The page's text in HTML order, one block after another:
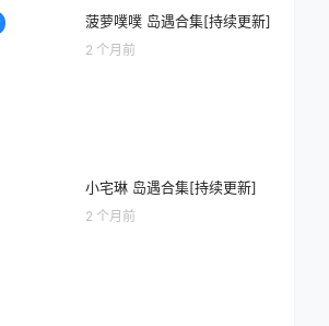
菠萝噗噗 岛遇合集[持续更新]
2 个月前
小宅琳 岛遇合集[持续更新]
2 个月前